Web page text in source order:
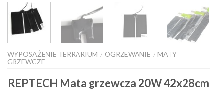
WYPOSAŻENIE TERRARIUM / OGRZEWANIE / MATY
GRZEWCZE
REPTECH Mata grzewcza 20W 42x28cm